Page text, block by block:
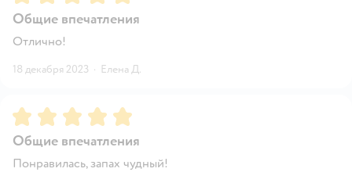
Общие впечатления
Отлично!
18 декабря 2023 · Елена Д.
Рейтинг:5
Общие впечатления
Понравилась, запах чудный!